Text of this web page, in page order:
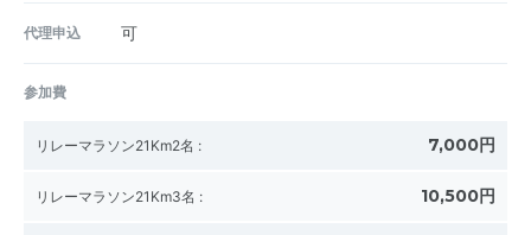
代理申込 可
参加費
リレーマラソン21Km2名 : 7,000円
リレーマラソン21Km3名 : 10,500円